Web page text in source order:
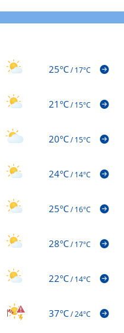
25°C/17°C
21°C/15°C
20°C/15°C
24°C/14°C
25°C/16°C
28°C/17°C
22°C/14°C
37°C/24°C